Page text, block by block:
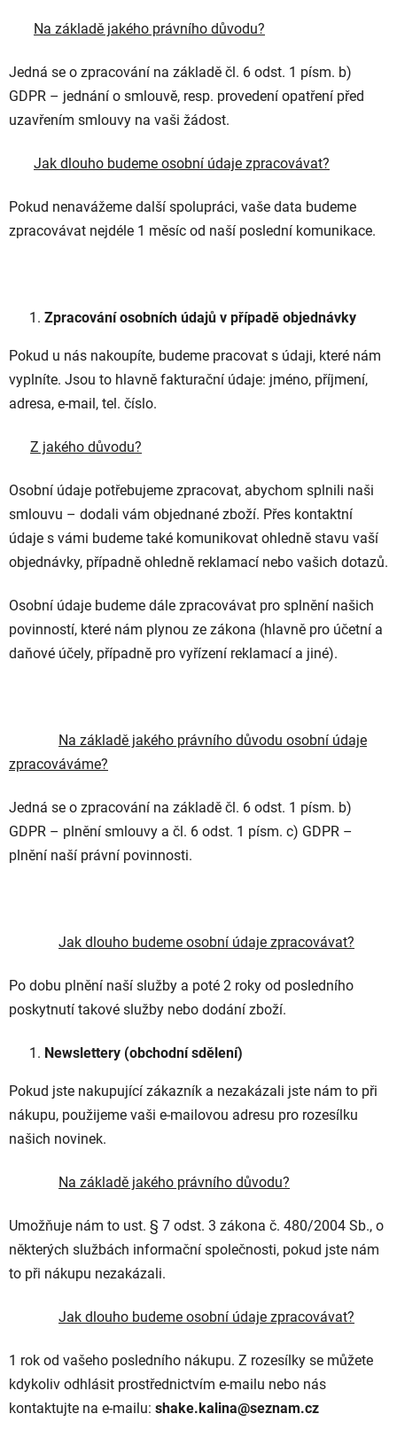
Na základě jakého právního důvodu?
Jedná se o zpracování na základě čl. 6 odst. 1 písm. b)
GDPR – jednání o smlouvě, resp. provedení opatření před
uzavřením smlouvy na vaši žádost.
Jak dlouho budeme osobní údaje zpracovávat?
Pokud nenavážeme další spolupráci, vaše data budeme
zpracovávat nejdéle 1 měsíc od naší poslední komunikace.
Zpracování osobních údajů v případě objednávky
Pokud u nás nakoupíte, budeme pracovat s údaji, které nám
vyplníte. Jsou to hlavně fakturační údaje: jméno, příjmení,
adresa, e-mail, tel. číslo.
Z jakého důvodu?
Osobní údaje potřebujeme zpracovat, abychom splnili naši
smlouvu – dodali vám objednané zboží. Přes kontaktní
údaje s vámi budeme také komunikovat ohledně stavu vaší
objednávky, případně ohledně reklamací nebo vašich dotazů.
Osobní údaje budeme dále zpracovávat pro splnění našich
povinností, které nám plynou ze zákona (hlavně pro účetní a
daňové účely, případně pro vyřízení reklamací a jiné).
Na základě jakého právního důvodu osobní údaje
zpracováváme?
Jedná se o zpracování na základě čl. 6 odst. 1 písm. b)
GDPR – plnění smlouvy a čl. 6 odst. 1 písm. c) GDPR –
plnění naší právní povinnosti.
Jak dlouho budeme osobní údaje zpracovávat?
Po dobu plnění naší služby a poté 2 roky od posledního
poskytnutí takové služby nebo dodání zboží.
Newslettery (obchodní sdělení)
Pokud jste nakupující zákazník a nezakázali jste nám to při
nákupu, použijeme vaši e-mailovou adresu pro rozesílku
našich novinek.
Na základě jakého právního důvodu?
Umožňuje nám to ust. § 7 odst. 3 zákona č. 480/2004 Sb., o
některých službách informační společnosti, pokud jste nám
to při nákupu nezakázali.
Jak dlouho budeme osobní údaje zpracovávat?
1 rok od vašeho posledního nákupu. Z rozesílky se můžete
kdykoliv odhlásit prostřednictvím e-mailu nebo nás
kontaktujte na e-mailu: shake.kalina@seznam.cz